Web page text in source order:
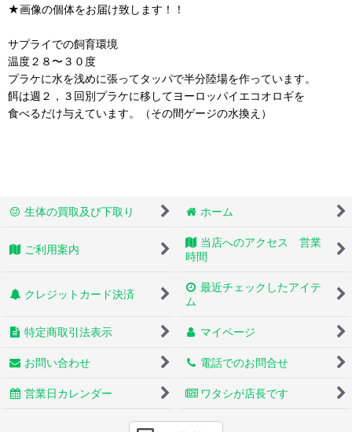
★画像の個体をお届け致します！！
サプライでの飼育環境
温度２８〜３０度
プラケに水を浅めに張ってタッパで半分陸場を作っています。
餌は週２，３回別プラケに移してヨーロッパイエコオロギを
食べるだけ与えています。（その間ゲージの水換え）
生体の買取及び下取り ホーム
ご利用案内
当店へのアクセス 営業
時間
クレジットカード決済
最近チェックしたアイテ
ム
特定商取引法表示 マイページ
お問い合わせ 電話でのお問合せ
営業日カレンダー ワタシが店長です